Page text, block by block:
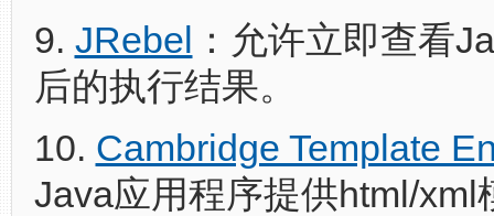
9. JRebel
：允许立即查看
后的执行结果。
10. Cambridge Template
Java应用程序提供html/xml